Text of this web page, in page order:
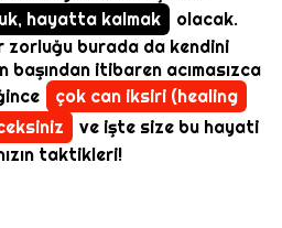
hayatta kalmak
olacak.
zorluğu burada da kendini
itibaren acımasızca
çok can iksiri (healing
ve işte size bu hayati
taktikleri!